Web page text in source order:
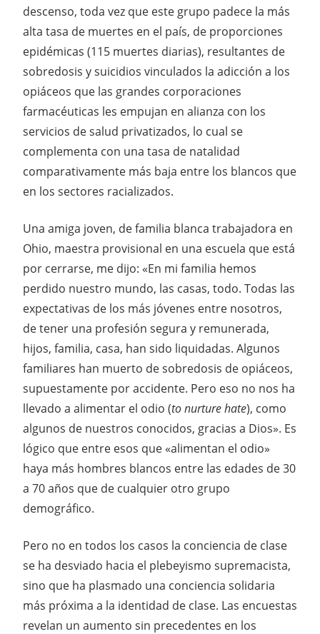
descenso, toda vez que este grupo padece la más
alta tasa de muertes en el país, de proporciones
epidémicas (115 muertes diarias), resultantes de
sobredosis y suicidios vinculados la adicción a los
opiáceos que las grandes corporaciones
farmacéuticas les empujan en alianza con los
servicios de salud privatizados, lo cual se
complementa con una tasa de natalidad
comparativamente más baja entre los blancos que
en los sectores racializados.
Una amiga joven, de familia blanca trabajadora en
Ohio, maestra provisional en una escuela que está
por cerrarse, me dijo: «En mi familia hemos
perdido nuestro mundo, las casas, todo. Todas las
expectativas de los más jóvenes entre nosotros,
de tener una profesión segura y remunerada,
hijos, familia, casa, han sido liquidadas. Algunos
familiares han muerto de sobredosis de opiáceos,
supuestamente por accidente. Pero eso no nos ha
llevado a alimentar el odio (to nurture hate), como
algunos de nuestros conocidos, gracias a Dios». Es
lógico que entre esos que «alimentan el odio»
haya más hombres blancos entre las edades de 30
a 70 años que de cualquier otro grupo
demográfico.
Pero no en todos los casos la conciencia de clase
se ha desviado hacia el plebeyismo supremacista,
sino que ha plasmado una conciencia solidaria
más próxima a la identidad de clase. Las encuestas
revelan un aumento sin precedentes en los